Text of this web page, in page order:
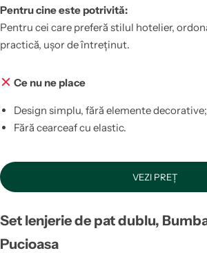
Pentru cine este potrivită:
Pentru cei care preferă stilul hotelier,
practică, ușor de întreținut.
Ce nu ne place
Design simplu, fără elemente decorative;
Fără cearceaf cu elastic.
VEZI PREȚ
Set lenjerie de pat dublu,
Pucioasa